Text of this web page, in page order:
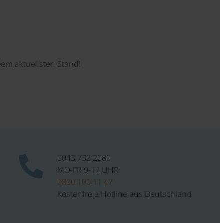
aktuellsten Stand!
0043 732 2080
MO-FR 9-17 UHR
0800 100 11 47
Kostenfreie Hotline aus Deutschland